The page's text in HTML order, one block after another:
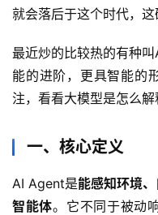
就会落后于这个时代，这
最近炒的比较热的有种
能的进阶，更具智能的
注，看看大模型是怎么解
一、核心定义
AI Agent是能感知环境
智能体。它不同于被动